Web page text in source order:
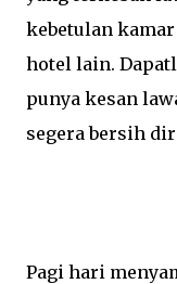
kebetulan
hotel lain.
punya kesan
segera bersih
Pagi hari